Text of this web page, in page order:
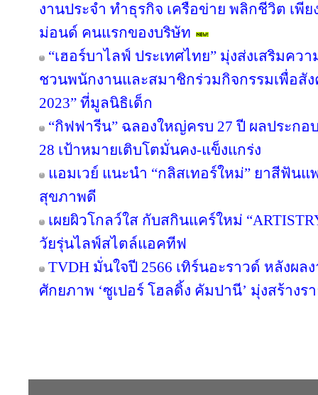
งานประจำ ทำธุรกิจ เครือข่าย พลิกชีวิต เพี
ม่อนด์ คนแรกของบริษัท
“เฮอร์บาไลฟ์ ประเทศไทย” มุ่งส่งเสริมค
ชวนพนักงานและสมาชิกร่วมกิจกรรมเพื่อสังค
2023” ที่มูลนิธิเด็ก
“กิฟฟารีน” ฉลองใหญ่ครบ 27 ปี ผลประก
28 เป้าหมายเติบโตมั่นคง-แข็งแกร่ง
แอมเวย์ แนะนำ “กลิสเทอร์ใหม่” ยาสีฟัน
สุขภาพดี
เผยผิวโกลว์ใส กับสกินแคร์ใหม่
วัยรุ่นไลฟ์สไตล์แอคทีฟ
TVDH มั่นใจปี 2566 เทิร์นอะราวด์ หลังผ
ศักยภาพ ‘ซูเปอร์ โฮลดิ้ง คัมปานี’ มุ่งสร้างร